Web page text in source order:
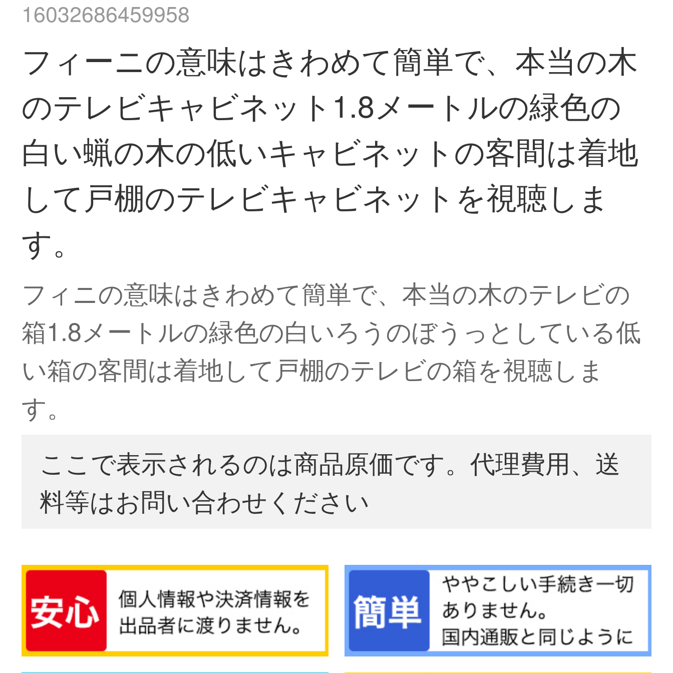
16032686459958
フィーニの意味はきわめて簡単で、本当の木
のテレビキャビネット1.8メートルの緑色の
白い蝋の木の低いキャビネットの客間は着地
して戸棚のテレビキャビネットを視聴しま
す。
フィニの意味はきわめて簡単で、本当の木のテレビの
箱1.8メートルの緑色の白いろうのぼうっとしている低
い箱の客間は着地して戸棚のテレビの箱を視聴しま
す。
ここで表示されるのは商品原価です。代理費用、送
料等はお問い合わせください